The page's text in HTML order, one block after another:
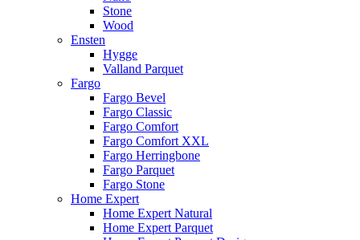
Stone
Wood
Ensten
Hygge
Valland Parquet
Fargo
Fargo Bevel
Fargo Classic
Fargo Comfort
Fargo Comfort XXL
Fargo Herringbone
Fargo Parquet
Fargo Stone
Home Expert
Home Expert Natural
Home Expert Parquet